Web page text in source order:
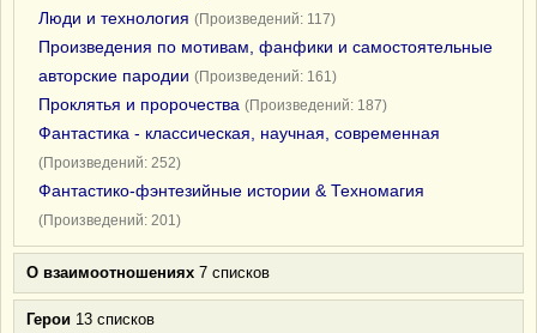
Люди и технология (Произведений: 117)
Произведения по мотивам, фанфики и самостоятельные
авторские пародии (Произведений: 161)
Проклятья и пророчества (Произведений: 187)
Фантастика - классическая, научная, современная
(Произведений: 252)
Фантастико-фэнтезийные истории & Техномагия
(Произведений: 201)
О взаимоотношениях 7 списков
Герои 13 списков